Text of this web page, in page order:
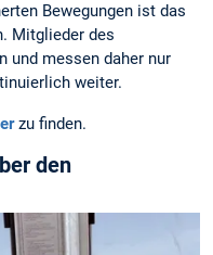
Bewegungen ist das
Mitglieder des
und messen daher nur
weiter.
zu finden.
den